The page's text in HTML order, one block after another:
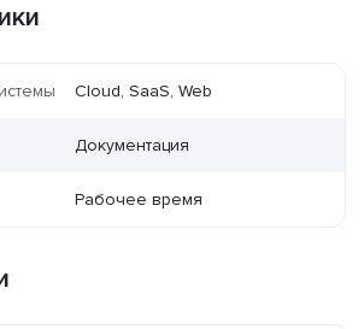
Cloud, SaaS, Web
Документация
Рабочее время